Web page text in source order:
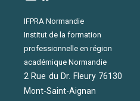
IFPRA Normandie
Institut de la formation
professionnelle en région
académique Normandie
2 Rue du Dr. Fleury 76130
Mont-Saint-Aignan